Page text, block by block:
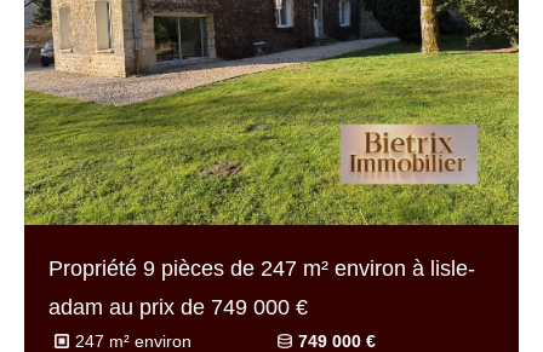
Propriété 9 pièces de 247 m² environ à lisle-
adam au prix de 749 000 €
247 m² environ
749 000 €